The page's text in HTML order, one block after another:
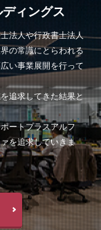
ィングス
法人や行政書士法人
の常識にとらわれる
い事業展開を行って
追求してきた結果と
ートプラスアルフ
を追求していきま